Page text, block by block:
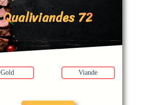
Qualiviandes 72
Gold Viande